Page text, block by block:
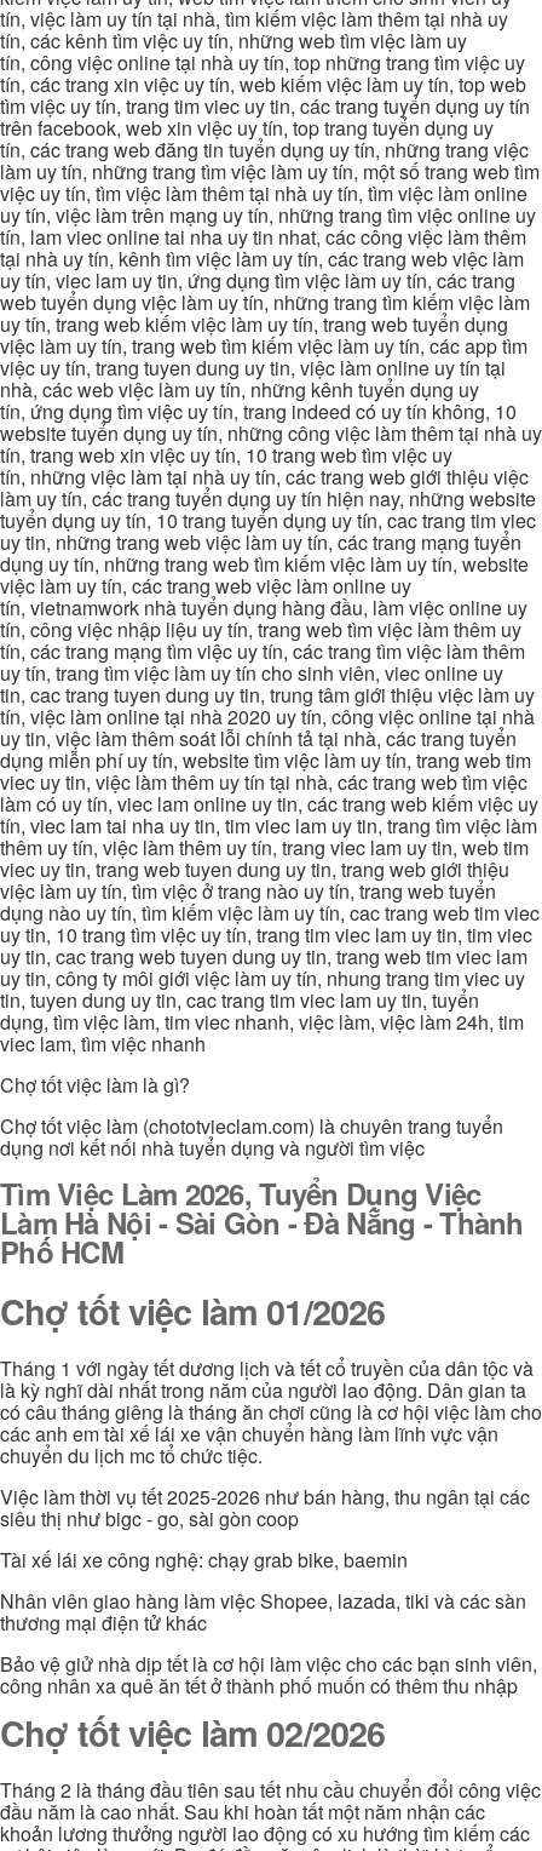
tín, việc làm uy tín tại nhà, tìm kiếm việc làm thêm tại nhà uy
tín, các kênh tìm việc uy tín, những web tìm việc làm uy
tín, công việc online tại nhà uy tín, top những trang tìm việc uy
tín, các trang xin việc uy tín, web kiếm việc làm uy tín, top web
tìm việc uy tín, trang tim viec uy tin, các trang tuyển dụng uy tín
trên facebook, web xin việc uy tín, top trang tuyển dụng uy
tín, các trang web đăng tin tuyển dụng uy tín, những trang việc
làm uy tín, những trang tìm việc làm uy tín, một số trang web tìm
việc uy tín, tìm việc làm thêm tại nhà uy tín, tìm việc làm online
uy tín, việc làm trên mạng uy tín, những trang tìm việc online uy
tín, lam viec online tai nha uy tin nhat, các công việc làm thêm
tại nhà uy tín, kênh tìm việc làm uy tín, các trang web việc làm
uy tín, viec lam uy tin, ứng dụng tìm việc làm uy tín, các trang
web tuyển dụng việc làm uy tín, những trang tìm kiếm việc làm
uy tín, trang web kiếm việc làm uy tín, trang web tuyển dụng
việc làm uy tín, trang web tìm kiếm việc làm uy tín, các app tìm
việc uy tín, trang tuyen dung uy tin, việc làm online uy tín tại
nhà, các web việc làm uy tín, những kênh tuyển dụng uy
tín, ứng dụng tìm việc uy tín, trang indeed có uy tín không, 10
website tuyển dụng uy tín, những công việc làm thêm tại nhà uy
tín, trang web xin việc uy tín, 10 trang web tìm việc uy
tín, những việc làm tại nhà uy tín, các trang web giới thiệu việc
làm uy tín, các trang tuyển dụng uy tín hiện nay, những website
tuyển dụng uy tín, 10 trang tuyển dụng uy tín, cac trang tim viec
uy tin, những trang web việc làm uy tín, các trang mạng tuyển
dụng uy tín, những trang web tìm kiếm việc làm uy tín, website
việc làm uy tín, các trang web việc làm online uy
tín, vietnamwork nhà tuyển dụng hàng đầu, làm việc online uy
tín, công việc nhập liệu uy tín, trang web tìm việc làm thêm uy
tín, các trang mạng tìm việc uy tín, các trang tìm việc làm thêm
uy tín, trang tìm việc làm uy tín cho sinh viên, viec online uy
tin, cac trang tuyen dung uy tin, trung tâm giới thiệu việc làm uy
tín, việc làm online tại nhà 2020 uy tín, công việc online tại nhà
uy tin, việc làm thêm soát lỗi chính tả tại nhà, các trang tuyển
dụng miễn phí uy tín, website tìm việc làm uy tín, trang web tim
viec uy tin, việc làm thêm uy tín tại nhà, các trang web tìm việc
làm có uy tín, viec lam online uy tin, các trang web kiếm việc uy
tín, viec lam tai nha uy tin, tim viec lam uy tin, trang tìm việc làm
thêm uy tín, việc làm thêm uy tín, trang viec lam uy tin, web tim
viec uy tin, trang web tuyen dung uy tin, trang web giới thiệu
việc làm uy tín, tìm việc ở trang nào uy tín, trang web tuyển
dụng nào uy tín, tìm kiếm việc làm uy tín, cac trang web tim viec
uy tin, 10 trang tìm việc uy tín, trang tim viec lam uy tin, tim viec
uy tin, cac trang web tuyen dung uy tin, trang web tim viec lam
uy tin, công ty môi giới việc làm uy tín, nhung trang tim viec uy
tin, tuyen dung uy tin, cac trang tim viec lam uy tin, tuyển
dụng, tìm việc làm, tim viec nhanh, việc làm, việc làm 24h, tim
viec lam, tìm việc nhanh
Chợ tốt việc làm là gì?
Chợ tốt việc làm (chototvieclam.com) là chuyên trang tuyển
dụng nơi kết nối nhà tuyển dụng và người tìm việc
Tìm Việc Làm 2026, Tuyển Dụng Việc
Làm Hà Nội - Sài Gòn - Đà Nẵng - Thành
Phố HCM
Chợ tốt việc làm 01/2026
Tháng 1 với ngày tết dương lịch và tết cổ truyền của dân tộc và
là kỳ nghĩ dài nhất trong năm của người lao động. Dân gian ta
có câu tháng giêng là tháng ăn chơi cũng là cơ hội việc làm cho
các anh em tài xế lái xe vận chuyển hàng làm lĩnh vực vận
chuyển du lịch mc tổ chức tiệc.
Việc làm thời vụ tết 2025-2026 như bán hàng, thu ngân tại các
siêu thị như bigc - go, sài gòn coop
Tài xế lái xe công nghệ: chạy grab bike, baemin
Nhân viên giao hàng làm việc Shopee, lazada, tiki và các sàn
thương mại điện tử khác
Bảo vệ giử nhà dịp tết là cơ hội làm việc cho các bạn sinh viên,
công nhân xa quê ăn tết ở thành phố muốn có thêm thu nhập
Chợ tốt việc làm 02/2026
Tháng 2 là tháng đầu tiên sau tết nhu cầu chuyển đổi công việc
đầu năm là cao nhất. Sau khi hoàn tất một năm nhận các
khoản lương thưởng người lao động có xu hướng tìm kiếm các